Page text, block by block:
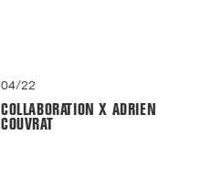
04/22
COLLABORATION X ADRIEN
COUVRAT